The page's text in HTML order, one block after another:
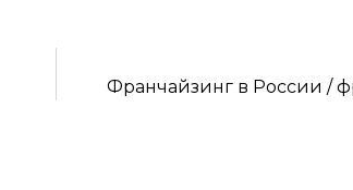
Франчайзинг в России /